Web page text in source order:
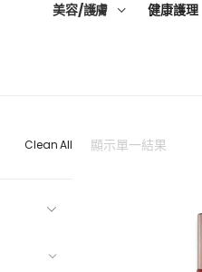
美容/護膚 健康護理
Clean All 顯示單一結果